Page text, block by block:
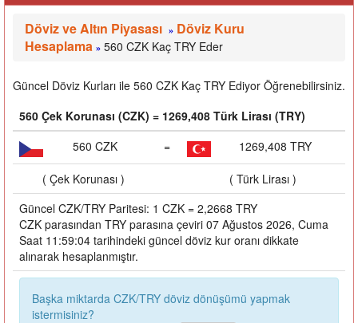
Döviz ve Altın Piyasası » Döviz Kuru
Hesaplama » 560 CZK Kaç TRY Eder
Güncel Döviz Kurları ile 560 CZK Kaç TRY Ediyor Öğrenebilirsiniz.
560 Çek Korunası (CZK) = 1269,408 Türk Lirası (TRY)
560 CZK
= 1269,408 TRY
( Çek Korunası )
( Türk Lirası )
Güncel CZK/TRY Paritesi: 1 CZK = 2,2668 TRY
CZK parasından TRY parasına çeviri 07 Ağustos 2026, Cuma
Saat 11:59:04 tarihindeki güncel döviz kur oranı dikkate
alınarak hesaplanmıştır.
Başka miktarda CZK/TRY döviz dönüşümü yapmak
istermisiniz?